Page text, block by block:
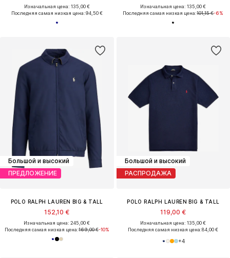
Изначальная цена: 135,00 €
Последняя самая низкая цена:94,50 €
Изначальная цена: 135,00 €
Последняя самая низкая цена:101,15 €-6%
Большой и высокий
ПРЕДЛОЖЕНИЕ
POLO RALPH LAUREN BIG & TALL
152,10 €
Изначальная цена: 245,00 €
Последняя самая низкая цена:169,00 €-10%
Большой и высокий
РАСПРОДАЖА
POLO RALPH LAUREN BIG & TALL
119,00 €
Изначальная цена: 135,00 €
Последняя самая низкая цена:84,00 €
+4